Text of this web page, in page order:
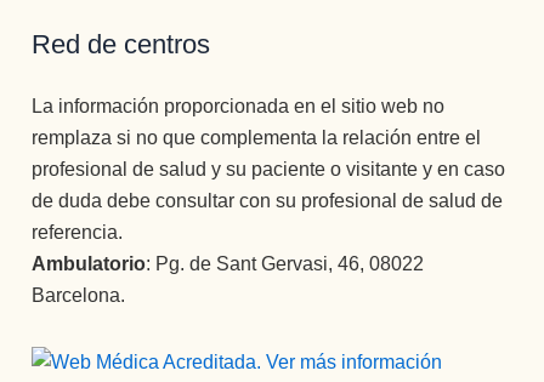
Red de centros
La información proporcionada en el sitio web no
remplaza si no que complementa la relación entre el
profesional de salud y su paciente o visitante y en caso
de duda debe consultar con su profesional de salud de
referencia.
Ambulatorio: Pg. de Sant Gervasi, 46, 08022
Barcelona.